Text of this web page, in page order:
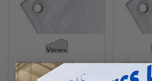
Ražotāja noliktavā
Vilmars Pārklājs
Vilmars